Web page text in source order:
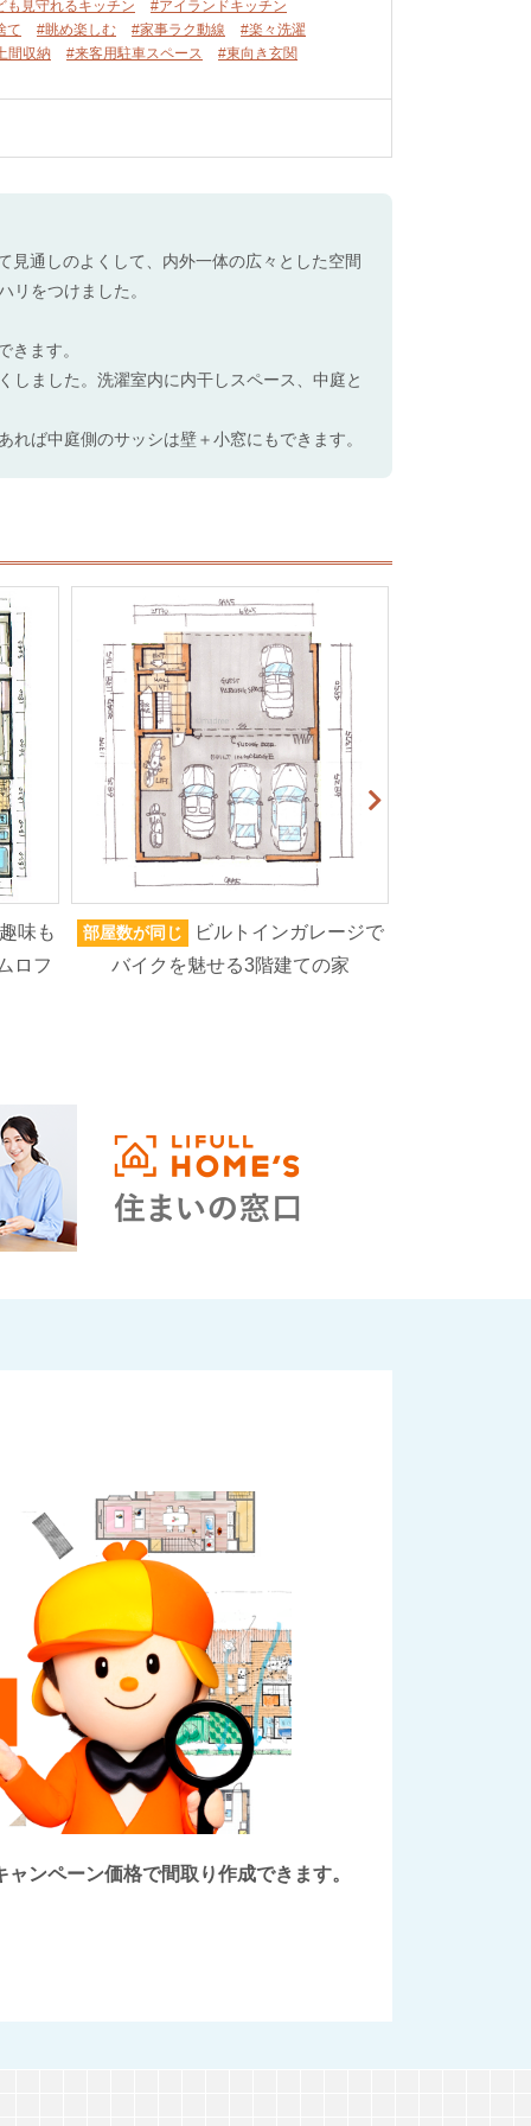
も見守れるキッチン
#アイランドキッチン
て #眺め楽しむ #家事ラク動線
#楽々洗濯
間収納 #来客用駐車スペース
#東向き玄関
見通しのよくして、内外一体の広々とした空間
リをつけました。
きます。
しました。洗濯室内に内干しスペース、中庭と
ば中庭側のサッシは壁＋小窓にもできます。
味も
ロフ
部屋数が同じ
ビルトインガレージで
バイクを魅せる3階建ての家
ンペーン価格で間取り作成できます。